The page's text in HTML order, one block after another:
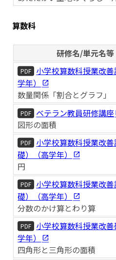
算数科
研修名/単元名等
PDF
小学校算数科授業改
学年）
数量関係「割合とグラフ」
PDF
ベテラン教員研修講座
図形の面積
PDF
小学校算数科授業改
礎）（高学年）
円
PDF
小学校算数科授業改
礎）（高学年）
分数のかけ算とわり算
PDF
小学校算数科授業改
学年）
四角形と三角形の面積